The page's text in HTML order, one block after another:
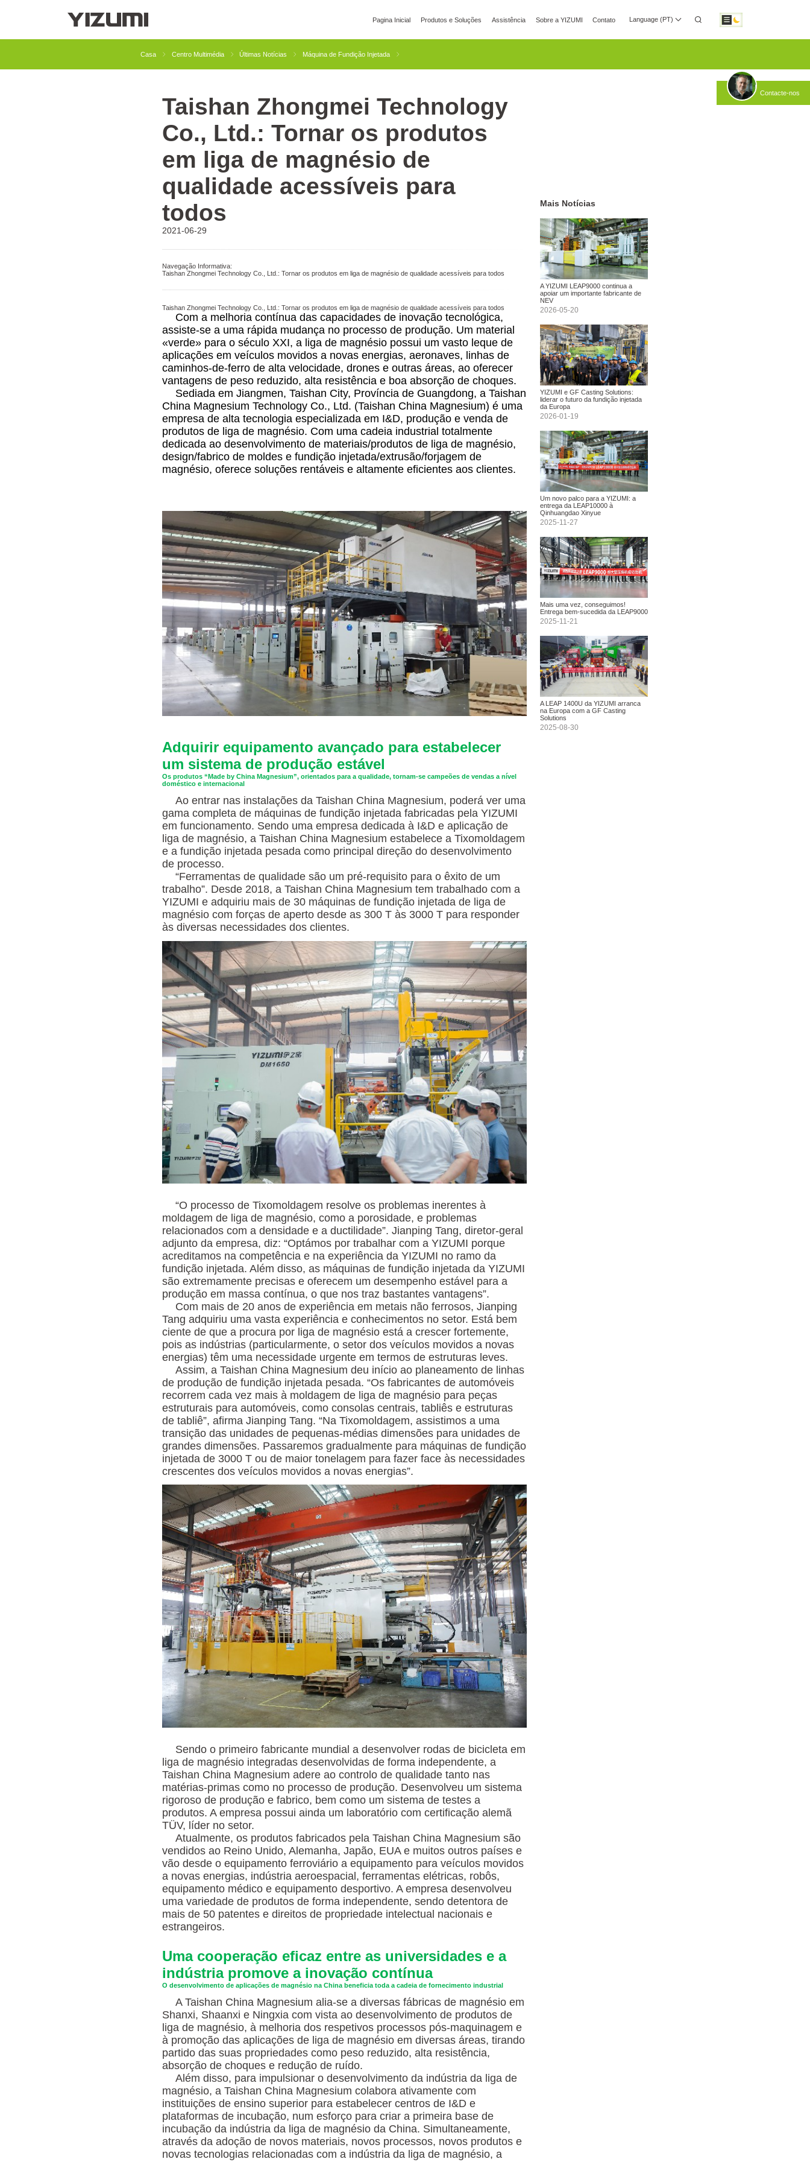
Pagina Inicial Produtos e Soluções Assistência Sobre a YIZUMI Contato Language (PT)
Moldagem por Injeção Injeção de Borracha Impressão 3D Fundição Injetada Tixomoldagem
Sobre Nós YIZUMI 4.0 YIZUMI Global Sabedoria Global YIZUMI Green Responsabilidade Social Junte-se À YIZUMI Centro Multimédia Relações com Investidores Transferir
Casa Centro Multimédia Últimas Notícias Máquina de Fundição Injetada
Taishan Zhongmei Technology
Co., Ltd.: Tornar os produtos
em liga de magnésio de
qualidade acessíveis para
todos
2021-06-29
Navegação Informativa:
Taishan Zhongmei Technology Co., Ltd.: Tornar os produtos em liga de magnésio de qualidade acessíveis para todos
Taishan Zhongmei Technology Co., Ltd.: Tornar os produtos em liga de magnésio de qualidade acessíveis para todos
Com a melhoria contínua das capacidades de inovação tecnológica,
assiste-se a uma rápida mudança no processo de produção. Um material
«verde» para o século XXI, a liga de magnésio possui um vasto leque de
aplicações em veículos movidos a novas energias, aeronaves, linhas de
caminhos-de-ferro de alta velocidade, drones e outras áreas, ao oferecer
vantagens de peso reduzido, alta resistência e boa absorção de choques.
Sediada em Jiangmen, Taishan City, Província de Guangdong, a Taishan
China Magnesium Technology Co., Ltd. (Taishan China Magnesium) é uma
empresa de alta tecnologia especializada em I&D, produção e venda de
produtos de liga de magnésio. Com uma cadeia industrial totalmente
dedicada ao desenvolvimento de materiais/produtos de liga de magnésio,
design/fabrico de moldes e fundição injetada/extrusão/forjagem de
magnésio, oferece soluções rentáveis e altamente eficientes aos clientes.
Adquirir equipamento avançado para estabelecer
um sistema de produção estável
Os produtos “Made by China Magnesium”, orientados para a qualidade, tornam-se campeões de vendas a nível
doméstico e internacional
Ao entrar nas instalações da Taishan China Magnesium, poderá ver uma
gama completa de máquinas de fundição injetada fabricadas pela YIZUMI
em funcionamento. Sendo uma empresa dedicada à I&D e aplicação de
liga de magnésio, a Taishan China Magnesium estabelece a Tixomoldagem
e a fundição injetada pesada como principal direção do desenvolvimento
de processo.
“Ferramentas de qualidade são um pré-requisito para o êxito de um
trabalho”. Desde 2018, a Taishan China Magnesium tem trabalhado com a
YIZUMI e adquiriu mais de 30 máquinas de fundição injetada de liga de
magnésio com forças de aperto desde as 300 T às 3000 T para responder
às diversas necessidades dos clientes.
“O processo de Tixomoldagem resolve os problemas inerentes à
moldagem de liga de magnésio, como a porosidade, e problemas
relacionados com a densidade e a ductilidade”. Jianping Tang, diretor-geral
adjunto da empresa, diz: “Optámos por trabalhar com a YIZUMI porque
acreditamos na competência e na experiência da YIZUMI no ramo da
fundição injetada. Além disso, as máquinas de fundição injetada da YIZUMI
são extremamente precisas e oferecem um desempenho estável para a
produção em massa contínua, o que nos traz bastantes vantagens”.
Com mais de 20 anos de experiência em metais não ferrosos, Jianping
Tang adquiriu uma vasta experiência e conhecimentos no setor. Está bem
ciente de que a procura por liga de magnésio está a crescer fortemente,
pois as indústrias (particularmente, o setor dos veículos movidos a novas
energias) têm uma necessidade urgente em termos de estruturas leves.
Assim, a Taishan China Magnesium deu início ao planeamento de linhas
de produção de fundição injetada pesada. “Os fabricantes de automóveis
recorrem cada vez mais à moldagem de liga de magnésio para peças
estruturais para automóveis, como consolas centrais, tabliês e estruturas
de tabliê”, afirma Jianping Tang. “Na Tixomoldagem, assistimos a uma
transição das unidades de pequenas-médias dimensões para unidades de
grandes dimensões. Passaremos gradualmente para máquinas de fundição
injetada de 3000 T ou de maior tonelagem para fazer face às necessidades
crescentes dos veículos movidos a novas energias”.
Sendo o primeiro fabricante mundial a desenvolver rodas de bicicleta em
liga de magnésio integradas desenvolvidas de forma independente, a
Taishan China Magnesium adere ao controlo de qualidade tanto nas
matérias-primas como no processo de produção. Desenvolveu um sistema
rigoroso de produção e fabrico, bem como um sistema de testes a
produtos. A empresa possui ainda um laboratório com certificação alemã
TÜV, líder no setor.
Atualmente, os produtos fabricados pela Taishan China Magnesium são
vendidos ao Reino Unido, Alemanha, Japão, EUA e muitos outros países e
vão desde o equipamento ferroviário a equipamento para veículos movidos
a novas energias, indústria aeroespacial, ferramentas elétricas, robôs,
equipamento médico e equipamento desportivo. A empresa desenvolveu
uma variedade de produtos de forma independente, sendo detentora de
mais de 50 patentes e direitos de propriedade intelectual nacionais e
estrangeiros.
Uma cooperação eficaz entre as universidades e a
indústria promove a inovação contínua
O desenvolvimento de aplicações de magnésio na China beneficia toda a cadeia de fornecimento industrial
A Taishan China Magnesium alia-se a diversas fábricas de magnésio em
Shanxi, Shaanxi e Ningxia com vista ao desenvolvimento de produtos de
liga de magnésio, à melhoria dos respetivos processos pós-maquinagem e
à promoção das aplicações de liga de magnésio em diversas áreas, tirando
partido das suas propriedades como peso reduzido, alta resistência,
absorção de choques e redução de ruído.
Além disso, para impulsionar o desenvolvimento da indústria da liga de
magnésio, a Taishan China Magnesium colabora ativamente com
instituições de ensino superior para estabelecer centros de I&D e
plataformas de incubação, num esforço para criar a primeira base de
incubação da indústria da liga de magnésio da China. Simultaneamente,
através da adoção de novos materiais, novos processos, novos produtos e
novas tecnologias relacionadas com a indústria da liga de magnésio, a
Mais Notícias
A YIZUMI LEAP9000 continua a
apoiar um importante fabricante de
NEV
2026-05-20
YIZUMI e GF Casting Solutions:
liderar o futuro da fundição injetada
da Europa
2026-01-19
Um novo palco para a YIZUMI: a
entrega da LEAP10000 à
Qinhuangdao Xinyue
2025-11-27
Mais uma vez, conseguimos!
Entrega bem-sucedida da LEAP9000
2025-11-21
A LEAP 1400U da YIZUMI arranca
na Europa com a GF Casting
Solutions
2025-08-30
Contacte-nos